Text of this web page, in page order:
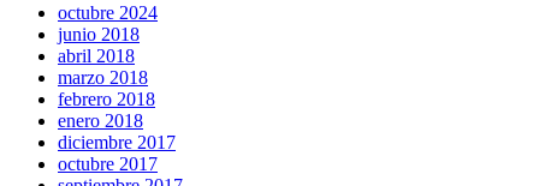
octubre 2024
junio 2018
abril 2018
marzo 2018
febrero 2018
enero 2018
diciembre 2017
octubre 2017